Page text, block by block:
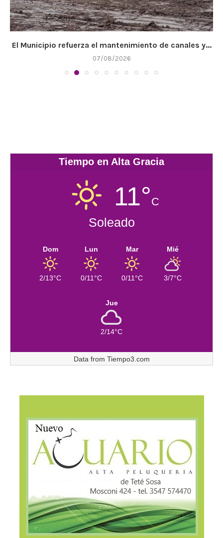
El Municipio refuerza el mantenimiento de canales y...
07/08/2026
Tiempo en Alta Gracia
11°C
Soleado
Dom
2/13°C
Lun
0/11°C
Mar
0/11°C
Mié
3/7°C
Jue
2/14°C
Data from Tiempo3.com